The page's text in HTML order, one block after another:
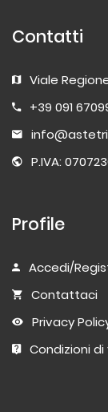
Contatti
Viale
+39 091
P.IVA:
Profile
Accedi/
Contattaci
Privacy
Condizioni